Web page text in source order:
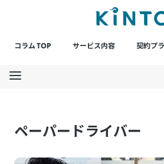
コラム TOP サービス内容 契約プ
ペーパードライバー